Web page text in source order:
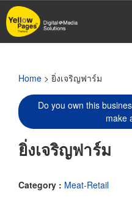
Skip
to
main
Home > ยิ่งเจริญฟาร์ม
Do you own this
make
ยิ่งเจริญฟาร์ม
Category : Meat-Retail